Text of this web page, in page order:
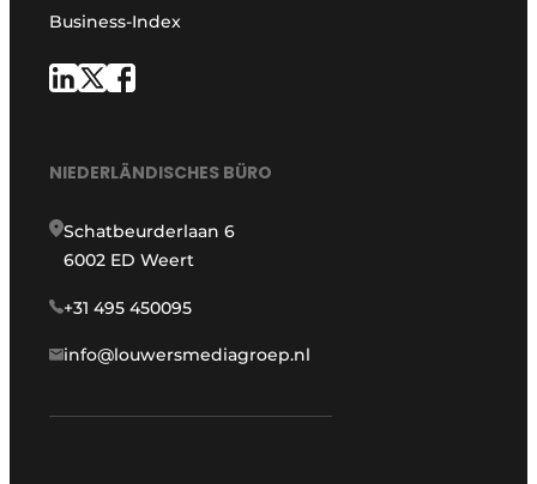
Business-Index
NIEDERLÄNDISCHES BÜRO
Schatbeurderlaan 6
6002 ED Weert
+31 495 450095
info@louwersmediagroep.nl